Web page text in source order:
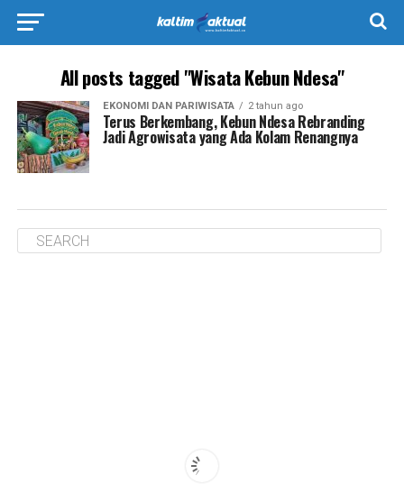
All posts tagged "Wisata Kebun Ndesa"
EKONOMI DAN PARIWISATA 2 tahun ago
Terus Berkembang, Kebun Ndesa Rebranding
Jadi Agrowisata yang Ada Kolam Renangnya